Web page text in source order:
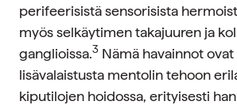
perifeerisistä sensorisista
myös selkäytimen takajuuren ja
ganglioissa.3 Nämä havainnot
lisävalaistusta mentolin tehoon
kiputilojen hoidossa, erityisesti